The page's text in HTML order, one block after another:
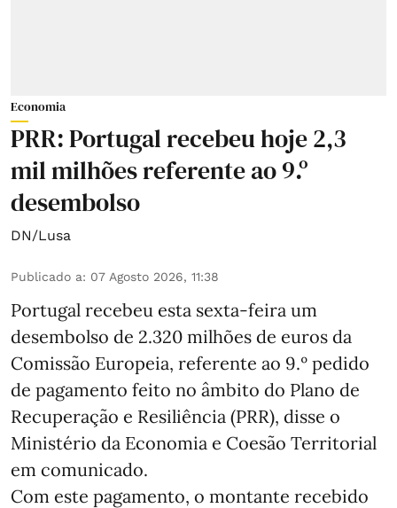
Economia
PRR: Portugal recebeu hoje 2,3
mil milhões referente ao 9.º
desembolso
DN/Lusa
Publicado a: 07 Agosto 2026, 11:38
Portugal recebeu esta sexta-feira um
desembolso de 2.320 milhões de euros da
Comissão Europeia, referente ao 9.º pedido
de pagamento feito no âmbito do Plano de
Recuperação e Resiliência (PRR), disse o
Ministério da Economia e Coesão Territorial
em comunicado.
Com este pagamento, o montante recebido